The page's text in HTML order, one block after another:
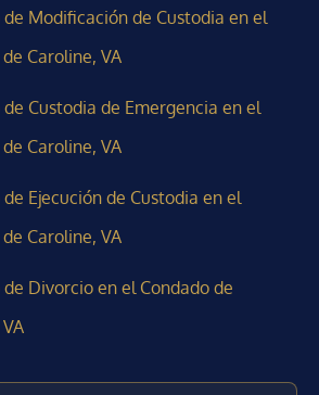
Modificación de Custodia en el
Caroline, VA
Custodia de Emergencia en el
Caroline, VA
Ejecución de Custodia en el
Caroline, VA
Divorcio en el Condado de